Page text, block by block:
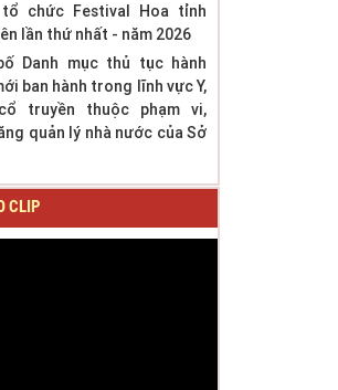
tổ chức Festival Hoa tỉnh
lần thứ nhất - năm 2026
Danh mục thủ tục hành
ban hành trong lĩnh vực Y,
truyền thuộc phạm vi,
quản lý nhà nước của Sở
CLIP